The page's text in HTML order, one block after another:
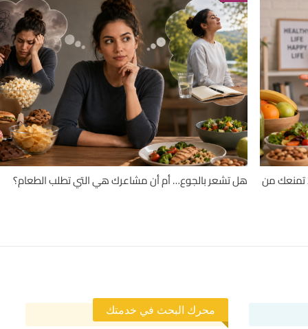
تمنعك من هل تشعر بالجوع… أم أن مشاعرك هي التي تطلب الطعام؟
محرك البحث في خدمتك